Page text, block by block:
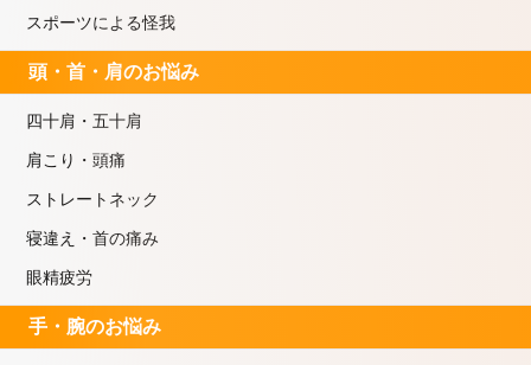
スポーツによる怪我
頭・首・肩のお悩み
四十肩・五十肩
肩こり・頭痛
ストレートネック
寝違え・首の痛み
眼精疲労
手・腕のお悩み